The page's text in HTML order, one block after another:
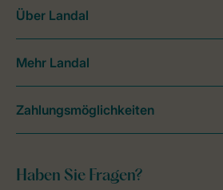
Haben Sie Fragen?
Über Landal
Mehr Landal
Zahlungsmöglichkeiten